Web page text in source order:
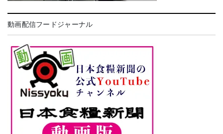
動画配信フードジャーナル